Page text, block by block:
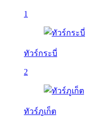
1
ทัวร์กระบี่
2
ทัวร์ภูเก็ต